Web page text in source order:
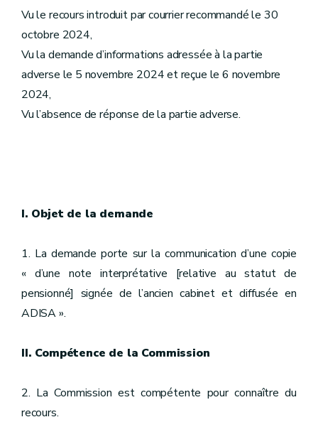
Vu le recours introduit par courrier recommandé le 30
octobre 2024,
Vu la demande d’informations adressée à la partie
adverse le 5 novembre 2024 et reçue le 6 novembre
2024,
Vu l’absence de réponse de la partie adverse.
I. Objet de la demande
1. La demande porte sur la communication d’une copie
« d’une note interprétative [relative au statut de
pensionné] signée de l’ancien cabinet et diffusée en
ADISA ».
II. Compétence de la Commission
2. La Commission est compétente pour connaître du
recours.